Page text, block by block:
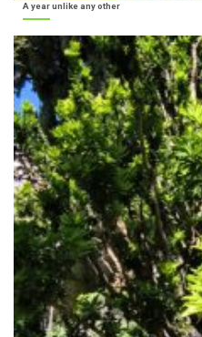
A year unlike any other